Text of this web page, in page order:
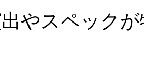
やスペック